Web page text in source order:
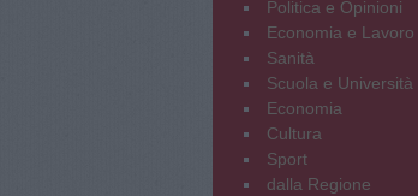
Politica e Opinioni
Economia e Lavoro
Sanità
Scuola e Università
Economia
Cultura
Sport
dalla Regione